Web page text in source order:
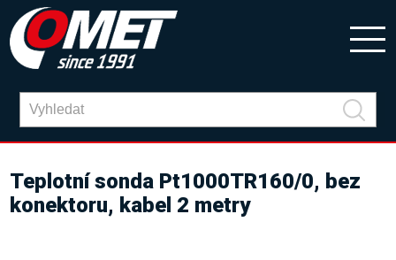
Teplotní sonda Pt1000TR160/0, bez
konektoru, kabel 2 metry